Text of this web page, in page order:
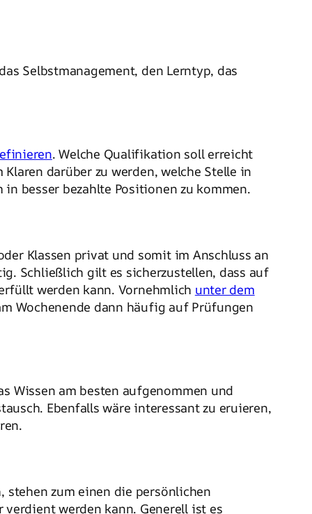
Selbstmanagement, den Lerntyp, das
. Welche Qualifikation soll erreicht
darüber zu werden, welche Stelle in
besser bezahlte Positionen zu kommen.
Klassen privat und somit im Anschluss an
Schließlich gilt es sicherzustellen, dass auf
werden kann. Vornehmlich unter dem
Wochenende dann häufig auf Prüfungen
Wissen am besten aufgenommen und
Ebenfalls wäre interessant zu eruieren,
stehen zum einen die persönlichen
werden kann. Generell ist es